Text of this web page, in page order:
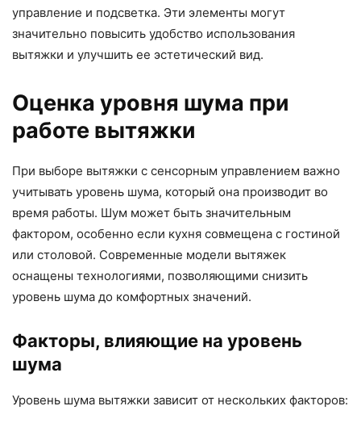
управление и подсветка. Эти элементы могут
значительно повысить удобство использования
вытяжки и улучшить ее эстетический вид.
Оценка уровня шума при
работе вытяжки
При выборе вытяжки с сенсорным управлением важно
учитывать уровень шума, который она производит во
время работы. Шум может быть значительным
фактором, особенно если кухня совмещена с гостиной
или столовой. Современные модели вытяжек
оснащены технологиями, позволяющими снизить
уровень шума до комфортных значений.
Факторы, влияющие на уровень
шума
Уровень шума вытяжки зависит от нескольких факторов: